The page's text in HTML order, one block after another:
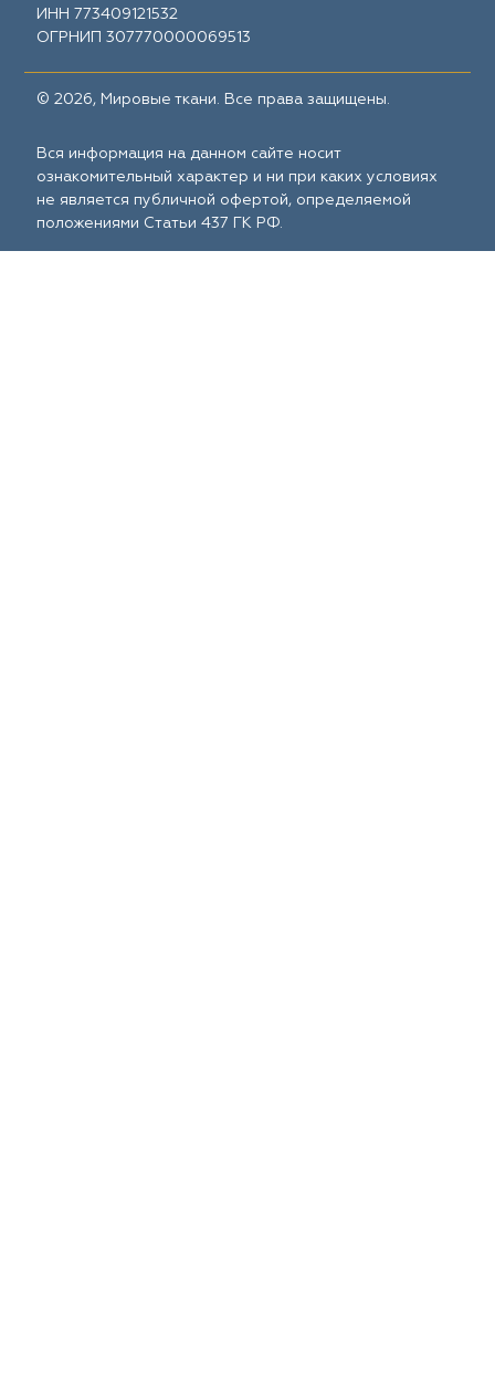
ИНН 773409121532
ОГРНИП 307770000069513
© 2026, Мировые ткани. Все права защищены.
Вся информация на данном сайте носит
ознакомительный характер и ни при каких условиях
не является публичной офертой, определяемой
положениями Статьи 437 ГК РФ.